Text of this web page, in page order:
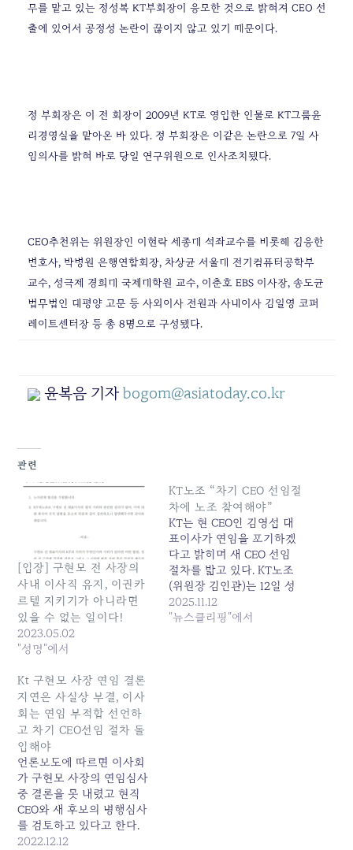
무를 맡고 있는 정성복 KT부회장이 응모한 것으로 밝혀져 CEO 선
출에 있어서 공정성 논란이 끊이지 않고 있기 때문이다.
정 부회장은 이 전 회장이 2009년 KT로 영입한 인물로 KT그룹윤
리경영실을 맡아온 바 있다. 정 부회장은 이같은 논란으로 7일 사
임의사를 밝혀 바로 당일 연구위원으로 인사조치됐다.
CEO추천위는 위원장인 이현락 세종대 석좌교수를 비롯해 김응한
변호사, 박병원 은행연합회장, 차상균 서울대 전기컴퓨터공학부
교수, 성극제 경희대 국제대학원 교수, 이춘호 EBS 이사장, 송도균
법무법인 태평양 고문 등 사외이사 전원과 사내이사 김일영 코퍼
레이트센터장 등 총 8명으로 구성됐다.
윤복음 기자bogom@asiatoday.co.kr
관련
[입장] 구현모 전 사장의
사내 이사직 유지, 이권카
르텔 지키기가 아니라면
있을 수 없는 일이다!
2023.05.02
"성명"에서
KT노조 “차기 CEO 선임절
차에 노조 참여해야”
KT는 현 CEO인 김영섭 대
표이사가 연임을 포기하겠
다고 밝히며 새 CEO 선임
절차를 밟고 있다. KT노조
(위원장 김인관)는 12일 성
명을 내고 "이사후보추천위
원회가 공정한 심사를 수행
2025.11.12
"뉴스클리핑"에서
Kt 구현모 사장 연임 결론
지연은 사실상 부결, 이사
회는 연임 부적합 선언하
고 차기 CEO선임 절차 돌
입해야
언론보도에 따르면 이사회
가 구현모 사장의 연임심사
중 결론을 못 내렸고 현직
CEO와 새 후보의 병행심사
를 검토하고 있다고 한다.
내부 정보를 종합하면, 구
2022.12.12